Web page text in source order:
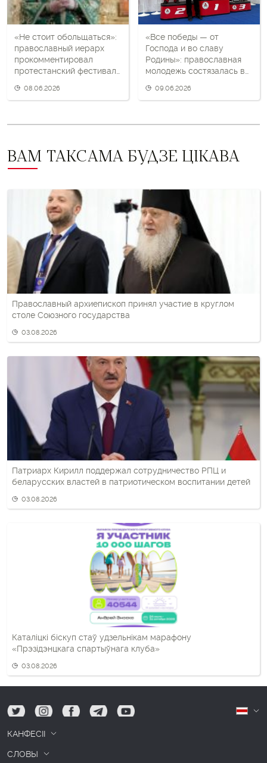
«Не стоит обольщаться»:
православный иерарх
прокомментировал
протестанский фестиваль
08.06.2026
«Все победы — от
Господа и во славу
Родины»: православная
молодежь состязалась в
России
09.06.2026
ВАМ ТАКСАМА БУДЗЕ ЦІКАВА
Православный архиепископ принял участие в круглом
столе Союзного государства
03.08.2026
Патриарх Кирилл поддержал сотрудничество РПЦ и
беларусских властей в патриотическом воспитании детей
03.08.2026
Каталіцкі біскуп стаў удзельнікам марафону
«Прэзідэнцкага спартыўнага клуба»
03.08.2026
tw ig fb tg yt
КАНФЕСІІ
СЛОВЫ